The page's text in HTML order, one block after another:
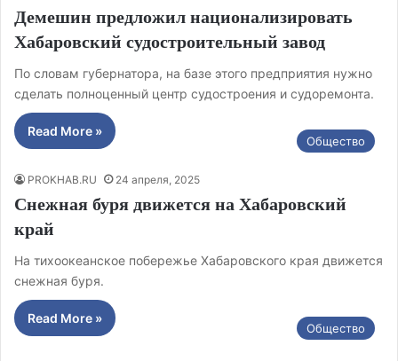
Демешин предложил национализировать
Хабаровский судостроительный завод
По словам губернатора, на базе этого предприятия нужно
сделать полноценный центр судостроения и судоремонта.
Read More »
Общество
PROKHAB.RU 24 апреля, 2025
Снежная буря движется на Хабаровский
край
На тихоокеанское побережье Хабаровского края движется
снежная буря.
Read More »
Общество